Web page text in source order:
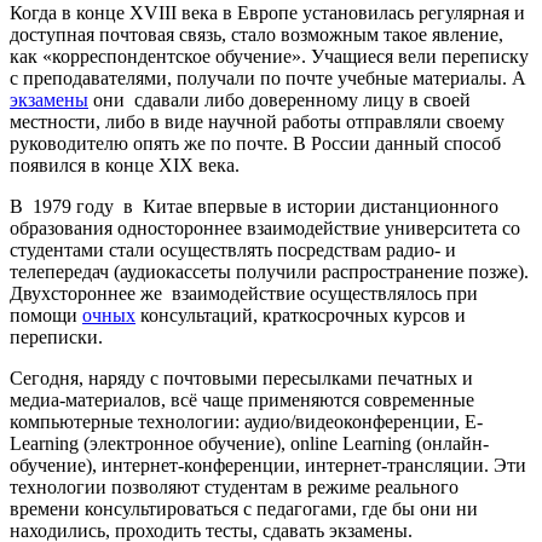
Когда в конце XVIII века в Европе установилась регулярная и
доступная почтовая связь, стало возможным такое явление,
как «корреспондентское обучение». Учащиеся вели переписку
с преподавателями, получали по почте учебные материалы. А
экзамены они сдавали либо доверенному лицу в своей
местности, либо в виде научной работы отправляли своему
руководителю опять же по почте. В России данный способ
появился в конце XIX века.
В 1979 году в Китае впервые в истории дистанционного
образования одностороннее взаимодействие университета со
студентами стали осуществлять посредствам радио- и
телепередач (аудиокассеты получили распространение позже).
Двухстороннее же взаимодействие осуществлялось при
помощи очных консультаций, краткосрочных курсов и
переписки.
Сегодня, наряду с почтовыми пересылками печатных и
медиа-материалов, всё чаще применяются современные
компьютерные технологии: аудио/видеоконференции, E-
Learning (электронное обучение), online Learning (онлайн-
обучение), интернет-конференции, интернет-трансляции. Эти
технологии позволяют студентам в режиме реального
времени консультироваться с педагогами, где бы они ни
находились, проходить тесты, сдавать экзамены.